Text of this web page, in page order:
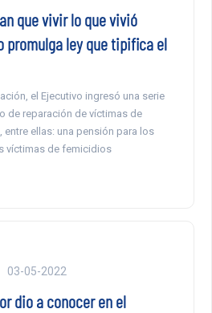
que vivir lo que vivió
promulga ley que tipifica el
el Ejecutivo ingresó una serie
de reparación de víctimas de
ellas: una pensión para los
víctimas de femicidios
03-05-2022
dio a conocer en el